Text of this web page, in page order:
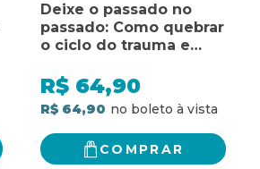
Deixe o passado no
passado: Como quebrar
o ciclo do trauma e
R$ 64,90
R$ 64,90
COMPRAR